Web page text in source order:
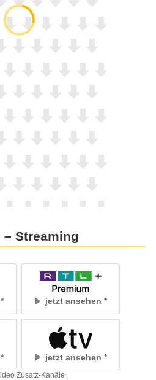
Streaming
jetzt ansehen
jetzt ansehen
Zusatz-Kanäle